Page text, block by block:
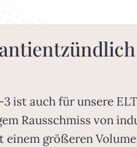
3 ist auch für unsere
Rausschmiss von
einem größeren